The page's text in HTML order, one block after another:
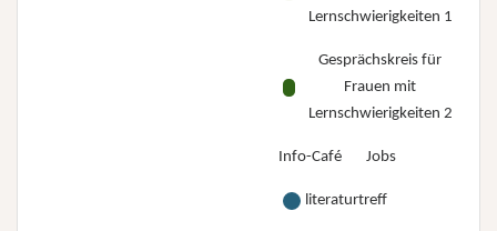
Lernschwierigkeiten 1
Gesprächskreis für
Frauen mit
Lernschwierigkeiten 2
Info-Café Jobs
literaturtreff